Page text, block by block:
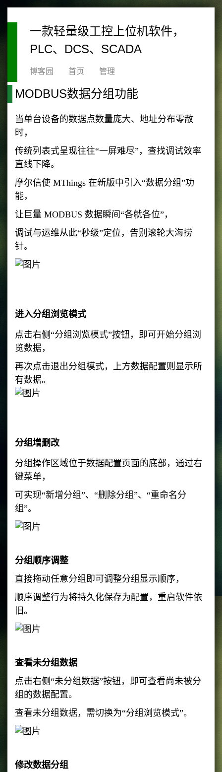
一款轻量级工控上位机软件，
PLC、DCS、SCADA
博客园 首页 管理
MODBUS数据分组功能
当单台设备的数据点数量庞大、地址分布零散
时，
传统列表式呈现往往“一屏难尽”，查找调试效率
直线下降。
摩尔信使 MThings 在新版中引入“数据分组”功
能，
让巨量 MODBUS 数据瞬间“各就各位”，
调试与运维从此“秒级”定位，告别滚轮大海捞
针。
进入分组浏览模式
点击右侧“分组浏览模式”按钮，即可开始分组浏
览数据，
再次点击退出分组模式，上方数据配置则显示所
有数据。
分组增删改
分组操作区域位于数据配置页面的底部，通过右
键菜单，
可实现“新增分组”、“删除分组”、“重命名分
组”。
分组顺序调整
直接拖动任意分组即可调整分组显示顺序，
顺序调整行为将持久化保存为配置，重启软件依
旧。
查看未分组数据
点击右侧“未分组数据”按钮，即可查看尚未被分
组的数据配置。
查看未分组数据，需切换为“分组浏览模式”。
修改数据分组